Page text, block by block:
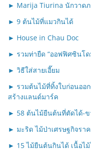
► Marija Tiurina นักวาดภ
► 9 ต้นไม้ที่แมวกินได้
► House in Chau Doc
► รวมท่ายืด “ออฟฟิศซินโด
► วิธีใส่สายเอี๊ยม
► รวมต้นไม้ที่ทิ้งใบก่อนออ
สร้างแลนด์มาร์ค
► 58 ต้นไม้ยืนต้นที่ตัดได้-ข
► มะริด ไม้ป่าเศรษฐกิจรา
► 15 ไม้ยืนต้นกินได้ เนื้อไ